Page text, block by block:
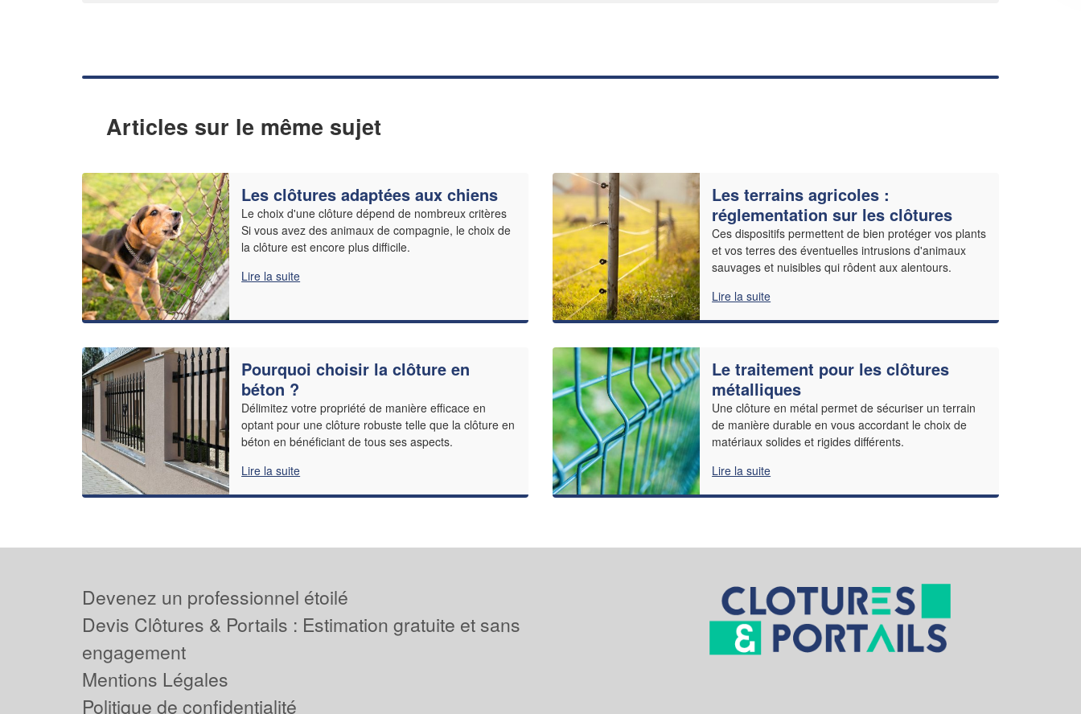
Articles sur le même sujet
Les clôtures adaptées aux chiens
Le choix d'une clôture dépend de nombreux critères
Si vous avez des animaux de compagnie, le choix de
la clôture est encore plus difficile.
Lire la suite
Les terrains agricoles :
réglementation sur les clôtures
Ces dispositifs permettent de bien protéger vos plants
et vos terres des éventuelles intrusions d'animaux
sauvages et nuisibles qui rôdent aux alentours.
Lire la suite
Pourquoi choisir la clôture en
béton ?
Délimitez votre propriété de manière efficace en
optant pour une clôture robuste telle que la clôture en
béton en bénéficiant de tous ses aspects.
Lire la suite
Le traitement pour les clôtures
métalliques
Une clôture en métal permet de sécuriser un terrain
de manière durable en vous accordant le choix de
matériaux solides et rigides différents.
Lire la suite
Devenez un professionnel étoilé
Devis Clôtures & Portails : Estimation gratuite et sans
engagement
Mentions Légales
Politique de confidentialité